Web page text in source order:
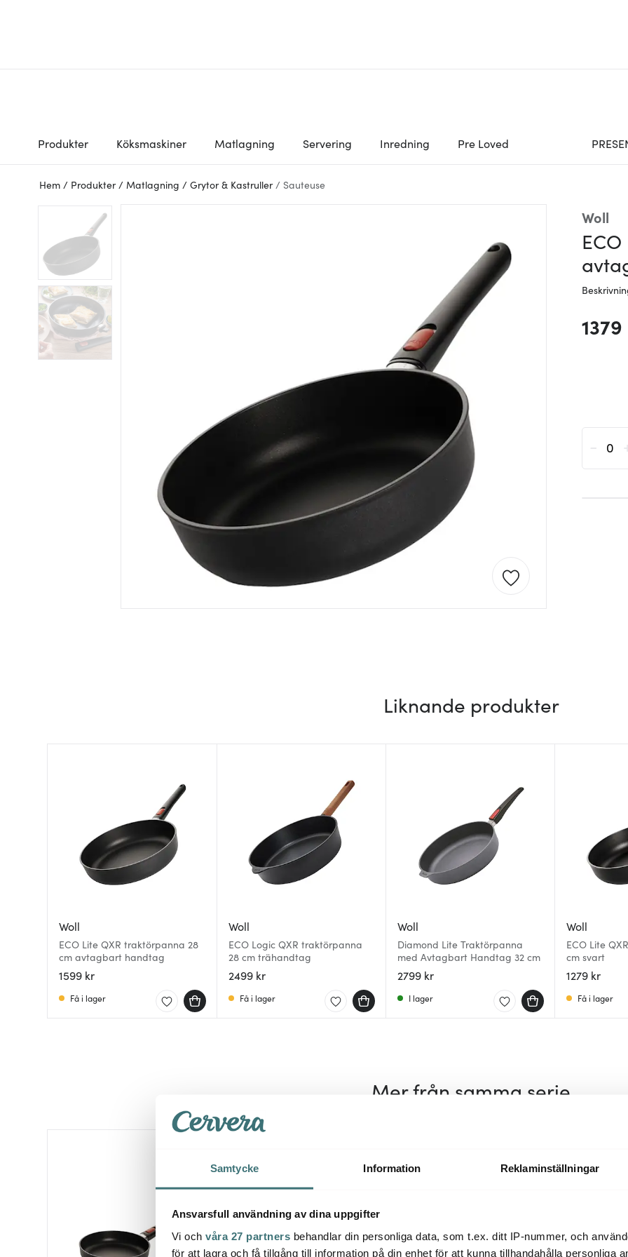
Samtycke Information Reklaminställningar
Ansvarsfull användning av dina uppgifter
Vi och våra 27 partners behandlar din personliga data, som t.ex. ditt IP-nummer, och
för att lagra och få tillgång till information på din enhet för att kunna tillhandahålla personliga
Produkter Köksmaskiner Matlagning Servering Inredning Pre Loved
Hem / Produkter / Matlagning / Grytor & Kastruller / Sauteuse
Woll
Liknande produkter
Woll
ECO Lite QXR traktörpanna 28
cm avtagbart handtag
1599 kr
Få i lager
Woll
ECO Logic QXR traktörpanna
28 cm trähandtag
2499 kr
Få i lager
Woll
Diamond Lite Traktörpanna
med Avtagbart Handtag 32 cm
2799 kr
I lager
Woll
ECO Lite
cm svart
1279 kr
Få i lager
Mer från samma serie